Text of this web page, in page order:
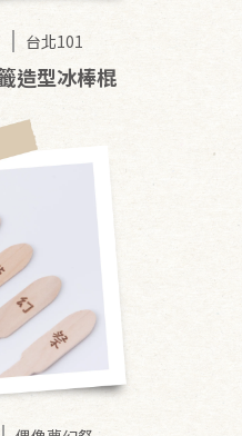
台北101
造型冰棒棍